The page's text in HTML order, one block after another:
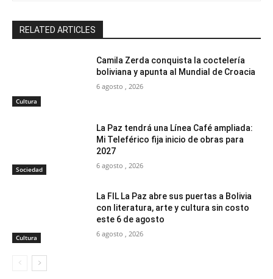
RELATED ARTICLES
Cultura
Camila Zerda conquista la coctelería
boliviana y apunta al Mundial de Croacia
6 agosto , 2026
Sociedad
La Paz tendrá una Línea Café ampliada:
Mi Teleférico fija inicio de obras para
2027
6 agosto , 2026
Cultura
La FIL La Paz abre sus puertas a Bolivia
con literatura, arte y cultura sin costo
este 6 de agosto
6 agosto , 2026